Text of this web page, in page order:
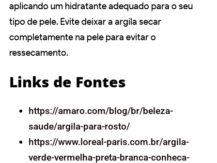
aplicando um hidratante adequado para o seu
tipo de pele. Evite deixar a argila secar
completamente na pele para evitar o
ressecamento.
Links de Fontes
https://amaro.com/blog/br/beleza-
saude/argila-para-rosto/
https://www.loreal-paris.com.br/argila-
verde-vermelha-preta-branca-conheca-